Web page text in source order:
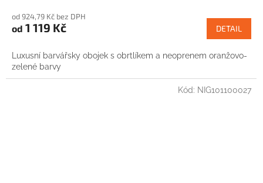
od 924,79 Kč bez DPH
od 1 119 Kč DETAIL
Luxusní barvářsky obojek s obrtlíkem a neoprenem oranžovo-
zelené barvy
Kód: NIG101100027